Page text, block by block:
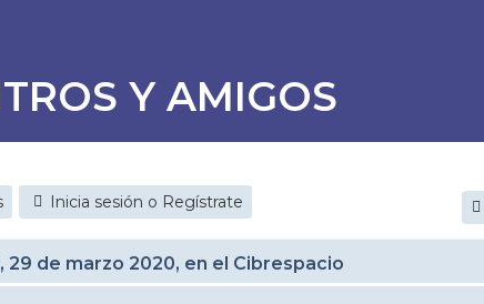
Y AMIGOS
Inicia sesión o Regístrate
29 de marzo 2020, en el Cibrespacio